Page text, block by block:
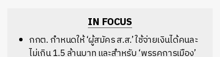
IN FOCUS
กกต. กำหนดให้ ‘ผู้สมัคร ส.ส.’ ใช้จ่ายเงินได้คนละ
ไม่เกิน 1.5 ล้านบาท และสำหรับ ‘พรรคการเมือง’